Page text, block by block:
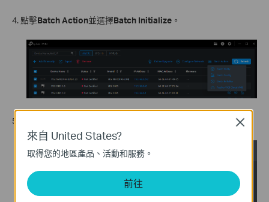
4. 點擊Batch Action並選擇Batch Initialize 。
5. 批次初始化攝影機並在初始化完成後記下他們的 IP 位址。
來自 United States?
取得您的地區產品、活動和服務。
前往
Close